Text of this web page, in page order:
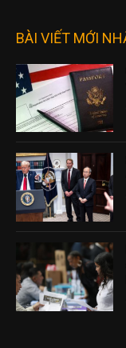
BÀI VIẾT MỚI